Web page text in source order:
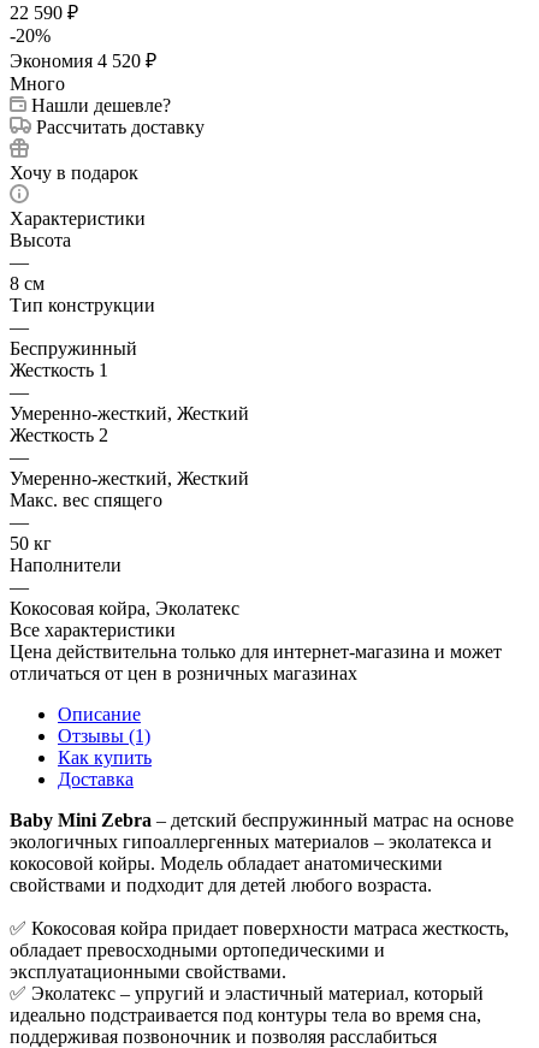
22 590 ₽
-20%
Экономия 4 520 ₽
Много
Нашли дешевле?
Рассчитать доставку
Хочу в подарок
Характеристики
Высота
—
8 см
Тип конструкции
—
Беспружинный
Жесткость 1
—
Умеренно-жесткий, Жесткий
Жесткость 2
—
Умеренно-жесткий, Жесткий
Макс. вес спящего
—
50 кг
Наполнители
—
Кокосовая койра, Эколатекс
Все характеристики
Цена действительна только для интернет-магазина и может
отличаться от цен в розничных магазинах
Описание
Отзывы (1)
Как купить
Доставка
Baby Mini Zebra – детский беспружинный матрас на основе
экологичных гипоаллергенных материалов – эколатекса и
кокосовой койры. Модель обладает анатомическими
свойствами и подходит для детей любого возраста.
✅ Кокосовая койра придает поверхности матраса жесткость,
обладает превосходными ортопедическими и
эксплуатационными свойствами.
✅ Эколатекс – упругий и эластичный материал, который
идеально подстраивается под контуры тела во время сна,
поддерживая позвоночник и позволяя расслабиться